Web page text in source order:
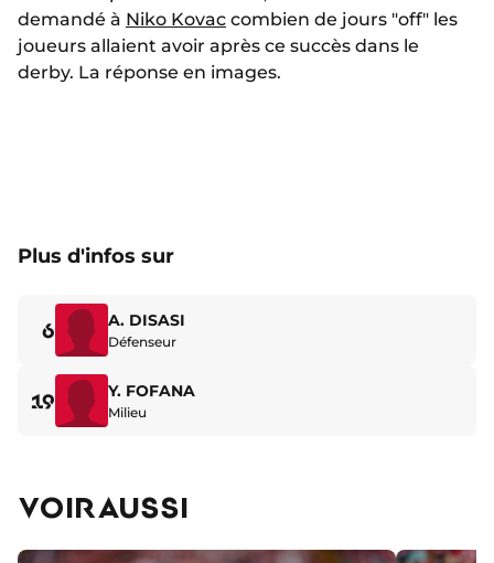
demandé à Niko Kovac combien de jours "off" les
joueurs allaient avoir après ce succès dans le
derby. La réponse en images.
Plus d'infos sur
6 A. DISASI
Défenseur
19 Y. FOFANA
Milieu
VOIR AUSSI